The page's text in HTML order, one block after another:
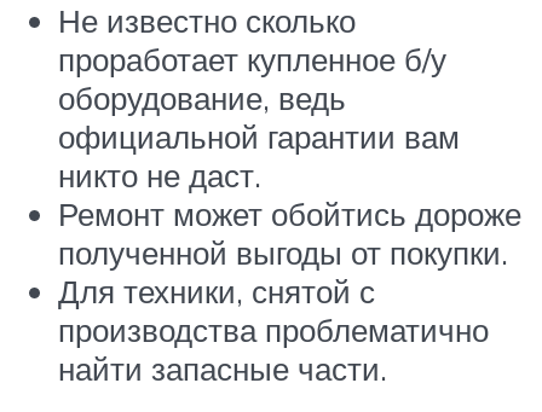
Не известно сколько
проработает купленное б/у
оборудование, ведь
официальной гарантии вам
никто не даст.
Ремонт может обойтись дороже
полученной выгоды от покупки.
Для техники, снятой с
производства проблематично
найти запасные части.